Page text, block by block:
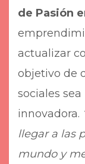
de Pasión
actualizar
objetivo de
sociales
innovadora.
llegar a las
mundo y